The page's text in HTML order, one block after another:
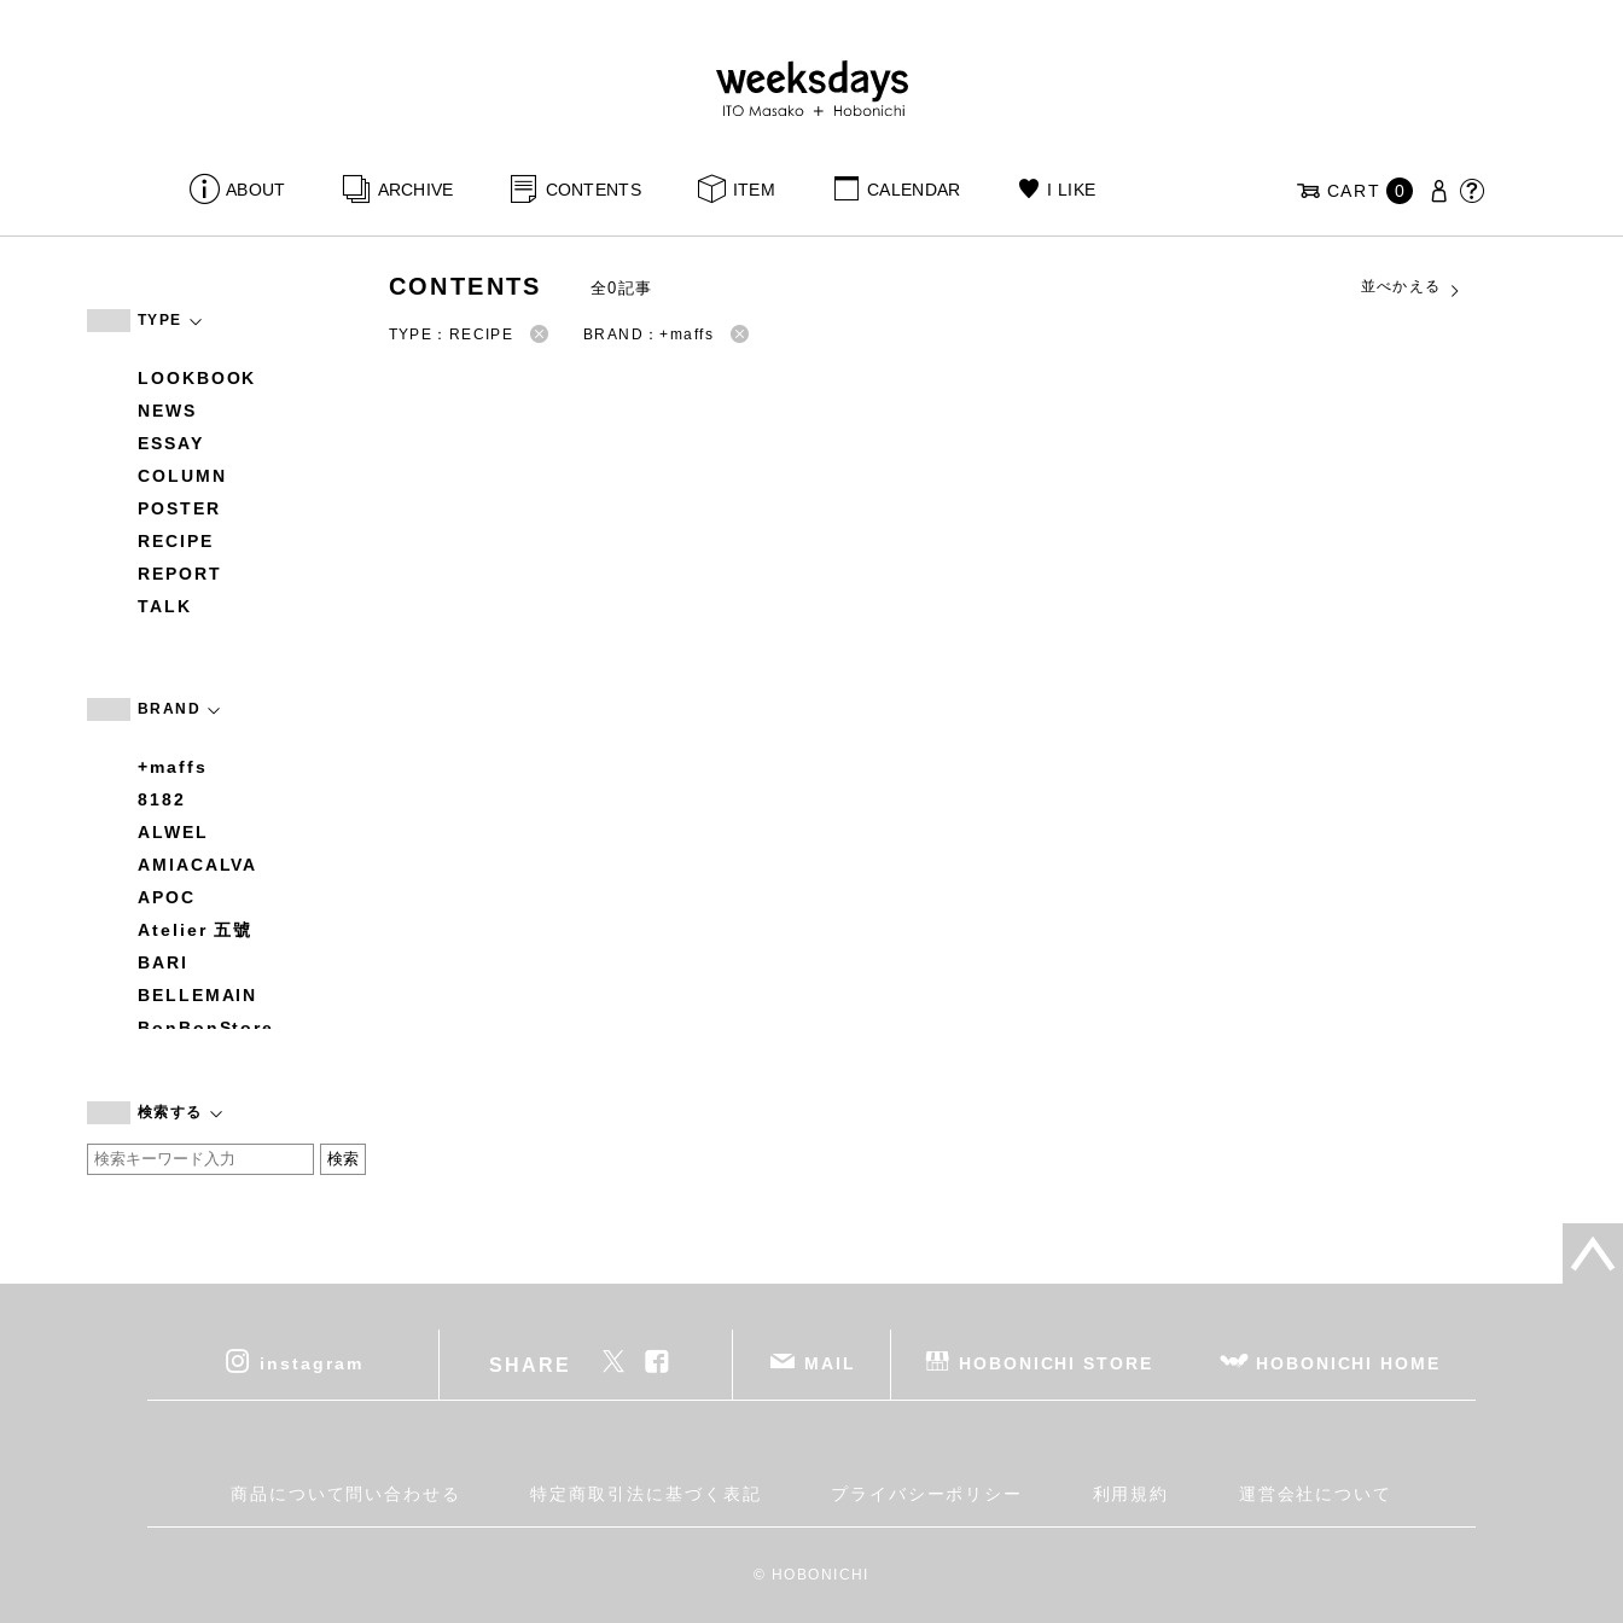
ABOUT ARCHIVE CONTENTS ITEM CALENDAR I LIKE CART 0
TYPE
LOOKBOOK
NEWS
ESSAY
COLUMN
POSTER
RECIPE
REPORT
TALK
BRAND
+maffs
8182
ALWEL
AMIACALVA
APOC
Atelier 五號
BARI
BELLEMAIN
BonBonStore
by basics
CATWORTH
cohan
DEAN & DELUCA
Fatima Morocco
検索する
CONTENTS 全0記事 並べかえる
TYPE：RECIPE BRAND：+maffs
instagram SHARE MAIL HOBONICHI STORE HOBONICHI HOME
商品について問い合わせる 特定商取引法に基づく表記 プライバシーポリシー 利用規約 運営会社について
© HOBONICHI